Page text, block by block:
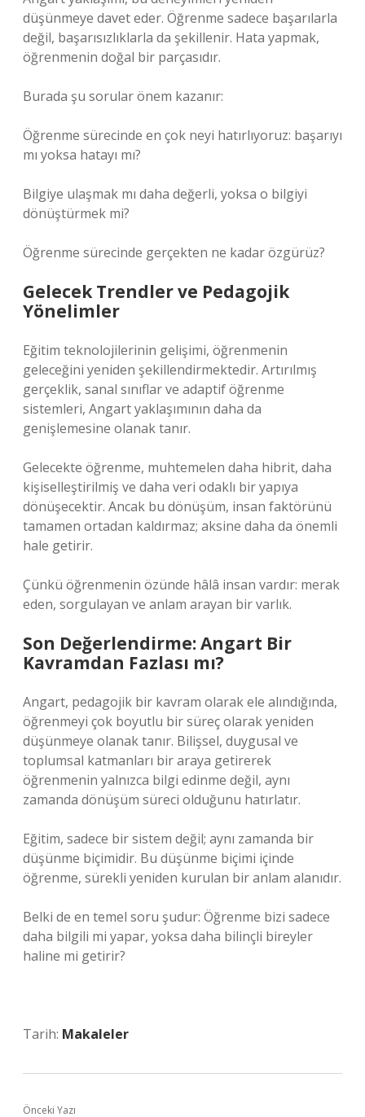
düşünmeye davet eder. Öğrenme sadece başarılarla
değil, başarısızlıklarla da şekillenir. Hata yapmak,
öğrenmenin doğal bir parçasıdır.
Burada şu sorular önem kazanır:
Öğrenme sürecinde en çok neyi hatırlıyoruz: başarıyı
mı yoksa hatayı mı?
Bilgiye ulaşmak mı daha değerli, yoksa o bilgiyi
dönüştürmek mi?
Öğrenme sürecinde gerçekten ne kadar özgürüz?
Gelecek Trendler ve Pedagojik
Yönelimler
Eğitim teknolojilerinin gelişimi, öğrenmenin
geleceğini yeniden şekillendirmektedir. Artırılmış
gerçeklik, sanal sınıflar ve adaptif öğrenme
sistemleri, Angart yaklaşımının daha da
genişlemesine olanak tanır.
Gelecekte öğrenme, muhtemelen daha hibrit, daha
kişiselleştirilmiş ve daha veri odaklı bir yapıya
dönüşecektir. Ancak bu dönüşüm, insan faktörünü
tamamen ortadan kaldırmaz; aksine daha da önemli
hale getirir.
Çünkü öğrenmenin özünde hâlâ insan vardır: merak
eden, sorgulayan ve anlam arayan bir varlık.
Son Değerlendirme: Angart Bir
Kavramdan Fazlası mı?
Angart, pedagojik bir kavram olarak ele alındığında,
öğrenmeyi çok boyutlu bir süreç olarak yeniden
düşünmeye olanak tanır. Bilişsel, duygusal ve
toplumsal katmanları bir araya getirerek
öğrenmenin yalnızca bilgi edinme değil, aynı
zamanda dönüşüm süreci olduğunu hatırlatır.
Eğitim, sadece bir sistem değil; aynı zamanda bir
düşünme biçimidir. Bu düşünme biçimi içinde
öğrenme, sürekli yeniden kurulan bir anlam alanıdır.
Belki de en temel soru şudur: Öğrenme bizi sadece
daha bilgili mi yapar, yoksa daha bilinçli bireyler
haline mi getirir?
Tarih: Makaleler
Önceki Yazı